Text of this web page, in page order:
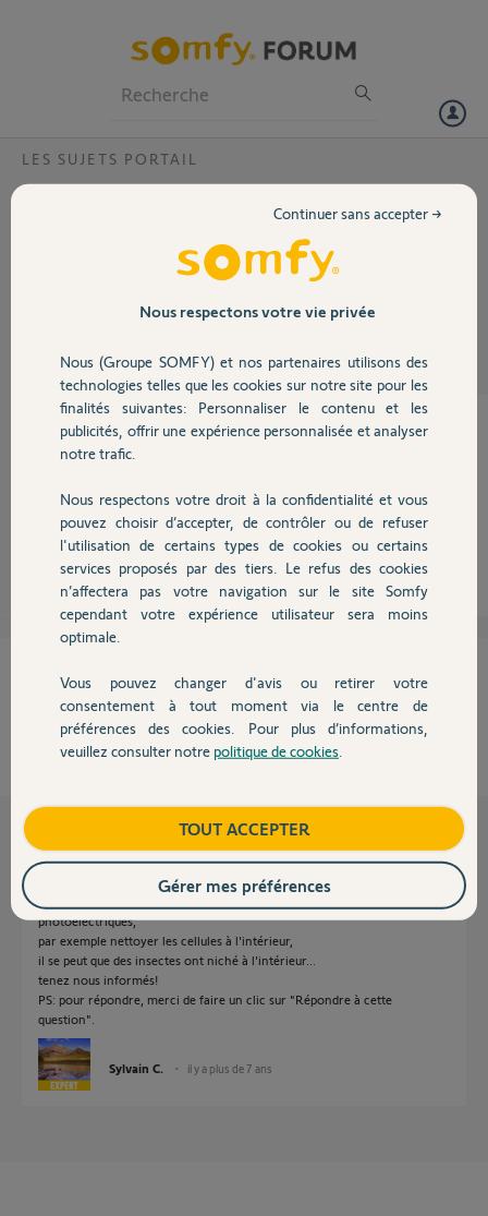
Volet
Sécurité
Domotique
Chauffage
Autres produits
Devis avec un pro
Contact
LES SUJETS PORTAIL
Problème sur motorisation Passeo 600 ?
il y a plus de 7 ans
Qu'indique les voyants du boîtier électronique ?
Sylvain C. il y a plus de 7 ans
NON OUI
Les autres réponses
photoélectriques,
par exemple nettoyer les cellules à l'intérieur,
il se peut que des insectes ont niché à l'intérieur...
tenez nous informés!
PS: pour répondre, merci de faire un clic sur "Répondre à cette
question".
Sylvain C. il y a plus de 7 ans
Nous respectons votre vie privée
Nous (Groupe SOMFY) et nos partenaires utilisons des
technologies telles que les cookies sur notre site pour les
finalités suivantes: Personnaliser le contenu et les
publicités, offrir une expérience personnalisée et analyser
notre trafic.
Nous respectons votre droit à la confidentialité et vous
pouvez choisir d’accepter, de contrôler ou de refuser
l'utilisation de certains types de cookies ou certains
services proposés par des tiers. Le refus des cookies
n’affectera pas votre navigation sur le site Somfy
cependant votre expérience utilisateur sera moins
optimale.
Vous pouvez changer d'avis ou retirer votre
consentement à tout moment via le centre de
préférences des cookies. Pour plus d’informations,
veuillez consulter notre politique de cookies
Continuer sans accepter →
TOUT ACCEPTER
Gérer mes préférences